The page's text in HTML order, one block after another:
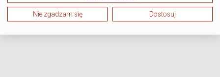
Nie zgadzam się Dostosuj